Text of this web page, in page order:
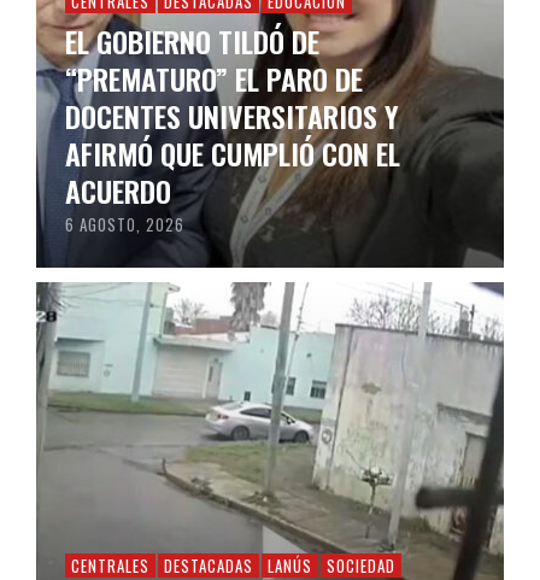
EL GOBIERNO TILDÓ DE
“PREMATURO” EL PARO DE
DOCENTES UNIVERSITARIOS Y
AFIRMÓ QUE CUMPLIÓ CON EL
ACUERDO
6 AGOSTO, 2026
CENTRALES DESTACADAS LANÚS SOCIEDAD